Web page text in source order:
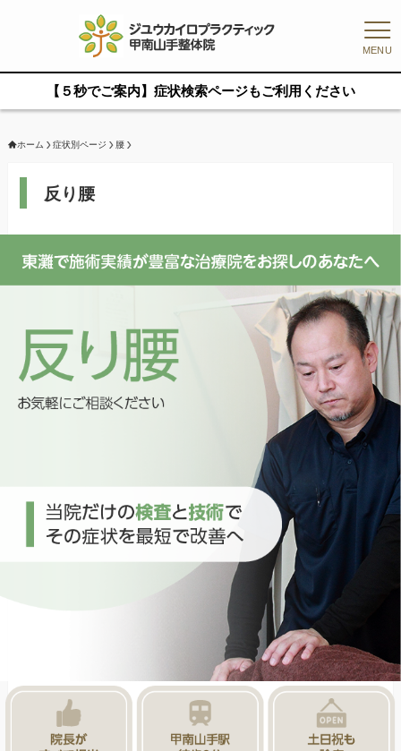
MENU
【５秒でご案内】症状検索ページもご利用ください
ホーム 症状別ページ 腰
反り腰